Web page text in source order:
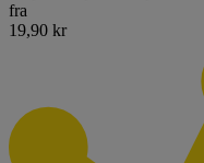
fra
19,90 kr